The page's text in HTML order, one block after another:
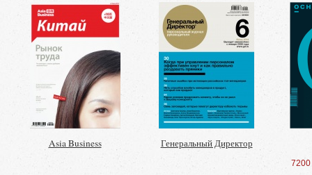
Asia Business Генеральный Директор
7200